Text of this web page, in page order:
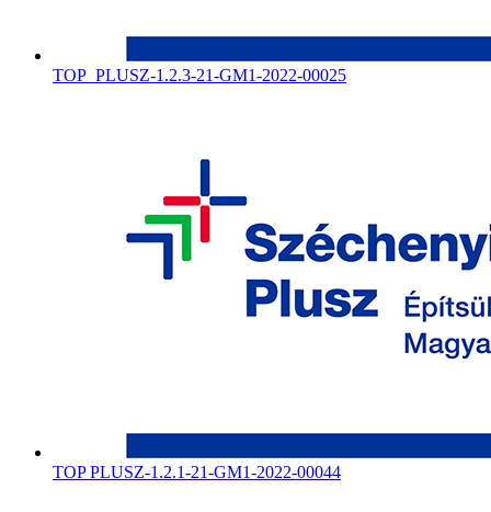
TOP_PLUSZ-1.2.3-21-GM1-2022-00025
TOP PLUSZ-1.2.1-21-GM1-2022-00044